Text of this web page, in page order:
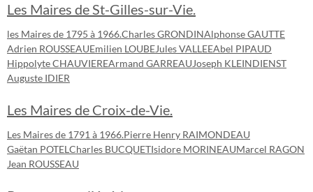
Les Maires de St-Gilles-sur-Vie.
les Maires de 1795 à 1966.Charles GRONDINAlphonse GAUTTE
Adrien ROUSSEAUEmilien LOUBEJules VALLEEAbel PIPAUD
Hippolyte CHAUVIEREArmand GARREAUJoseph KLEINDIENST
Auguste IDIER
Les Maires de Croix-de-Vie.
Les Maires de 1791 à 1966.Pierre Henry RAIMONDEAU
Gaëtan POTEL Charles BUCQUETIsidore MORINEAUMarcel RAGON
Jean ROUSSEAU